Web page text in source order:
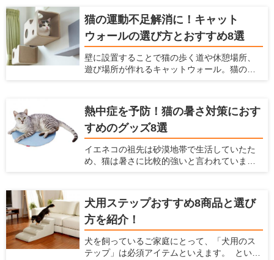
愛猫に不適切な場所で爪をとがれることは大
きな悩みとなります。飼い主を悩ませる爪を
といでしまいやすい代表的な場所は、壁・
柱・ソファーなどがあげられます。愛猫の不
適切な場所での爪とぎの対策は「愛猫が好む
爪とぎ場を十分に用意すること」です。 今回
猫の運動不足解消に！キャット
ウォールの選び方とおすすめ8選
壁に設置することで猫の歩く道や休憩場所、
遊び場所が作れるキャットウォール。猫の祖
場所にいた方が外敵から身を守りやすい」と
いう本能から安心感がうまれます。 また猫の
行動可能範囲が三次元化されることにより、
猫のストレス解消・運動不足解消にも役立ち
ます。 最近のキャットウォールには、複数の
パーツをそれぞれ設置し組み合わせて使うも
事では、キャットウォールの選び方とおすす
め商品を紹介します。
熱中症を予防！猫の暑さ対策におす
すめのグッズ8選
イエネコの祖先は砂漠地帯で生活していたた
め、猫は暑さに比較的強いと言われていま
発汗による体温調節ができません。 体温が急
激に上がるとなかなか体温を下げられず、夏
の暑い時期には熱中症になってしまう危険性
があります。 熱中症になると命を落とす可能
性もあるので、飼い主はしっかり猫の暑さ対
策をしてあげなくてはなりません。 そこで今
犬用ステップおすすめ8商品と選び
方を紹介！
犬を飼っているご家庭にとって、「犬用のス
テップ」は必須アイテムといえます。 という